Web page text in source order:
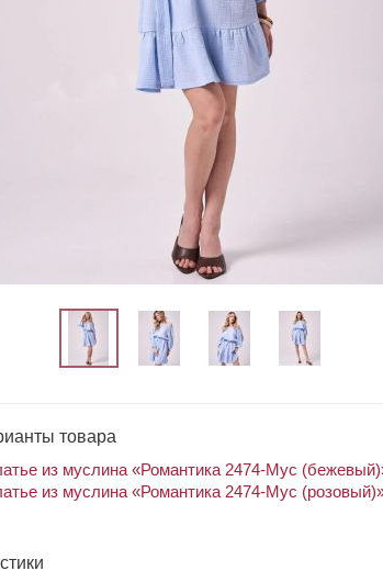
товара
из муслина «Романтика 2474-Мус
из муслина «Романтика 2474-Мус